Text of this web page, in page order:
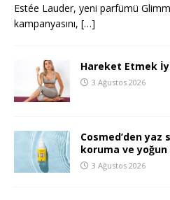
Estée Lauder, yeni parfümü
kampanyasını, […]
Hareket Etmek
3 Ağustos 2026
Cosmed’den yaz
koruma ve yoğun
3 Ağustos 2026